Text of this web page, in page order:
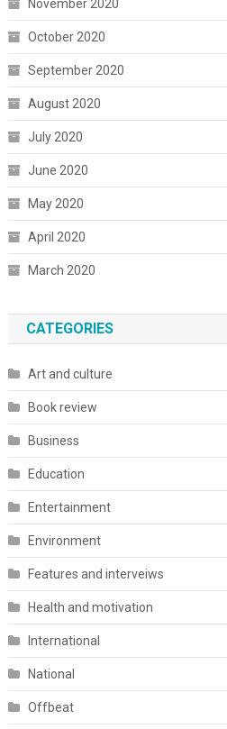
November 2020
October 2020
September 2020
August 2020
July 2020
June 2020
May 2020
April 2020
March 2020
CATEGORIES
Art and culture
Book review
Business
Education
Entertainment
Environment
Features and interveiws
Health and motivation
International
National
Offbeat